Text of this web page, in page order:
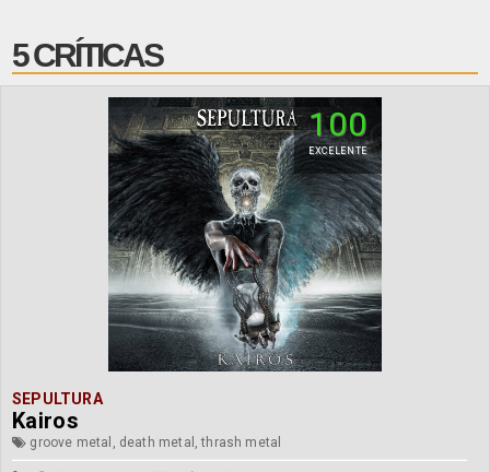
5 CRÍTICAS
100
EXCELENTE
SEPULTURA
Kairos
groove metal, death metal, thrash metal